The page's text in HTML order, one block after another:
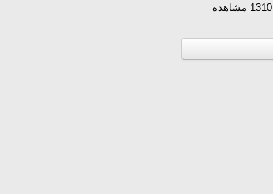
برنامه‌نویسی کیوت (ب)"
1310 مشاهده